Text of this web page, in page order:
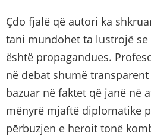
Çdo fjalë që autori ka
tani mundohet ta lustrojë
është propagandues.
në debat shumë
bazuar në faktet që janë nē
mënyrë mjaftë diplomatike
pērbuzjen e heroit tonë